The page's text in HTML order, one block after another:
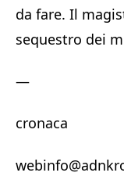
da fare. Il
sequestro dei
—
cronaca